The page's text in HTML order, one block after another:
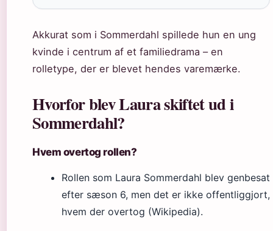
Akkurat som i Sommerdahl spillede hun en ung
kvinde i centrum af et familiedrama – en
rolletype, der er blevet hendes varemærke.
Hvorfor blev Laura skiftet ud i
Sommerdahl?
Hvem overtog rollen?
Rollen som Laura Sommerdahl blev genbesat
efter sæson 6, men det er ikke offentliggjort,
hvem der overtog (Wikipedia).